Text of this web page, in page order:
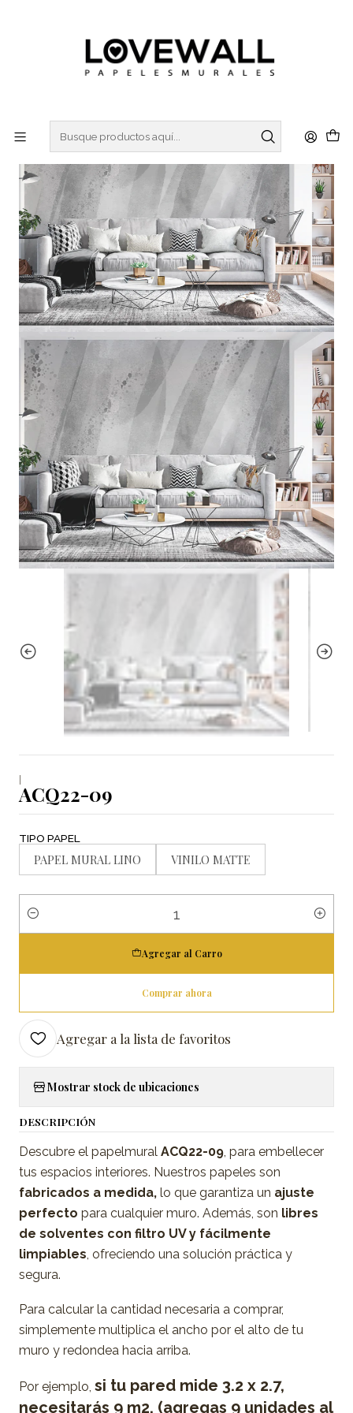
Inicio ACQUA ACQ22-09
|
ACQ22-09
TIPO PAPEL
PAPEL MURAL LINO VINILO MATTE
Cantidad
Agregar al Carro
Comprar ahora
Agregar a la lista de favoritos
Mostrar stock de ubicaciones
DESCRIPCIÓN
Descubre el papelmural ACQ22-09, para embellecer
tus espacios interiores. Nuestros papeles son
fabricados a medida, lo que garantiza un ajuste
perfecto para cualquier muro. Además, son libres
de solventes con filtro UV y fácilmente
limpiables, ofreciendo una solución práctica y
segura.
Para calcular la cantidad necesaria a comprar,
simplemente multiplica el ancho por el alto de tu
muro y redondea hacia arriba.
Por ejemplo, si tu pared mide 3.2 x 2.7,
necesitarás 9 m2. (agregas 9 unidades al